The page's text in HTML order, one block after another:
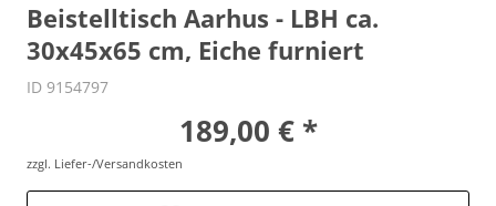
Beistelltisch Aarhus - LBH ca.
30x45x65 cm, Eiche furniert
ID 9154797
189,00 € *
zzgl. Liefer-/Versandkosten